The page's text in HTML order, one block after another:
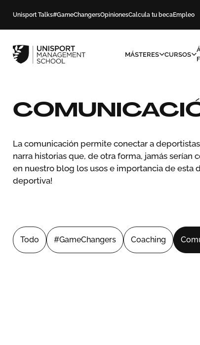
Unisport Talks#GameChangersOpinionesCalcula tu becaEmpleo
MÁSTERES CURSOS
La comunicación permite conectar a
narra historias que, de otra forma, jamás serían
en nuestro blog los usos e importancia de esta
deportiva!
Todo #GameChangers Coaching